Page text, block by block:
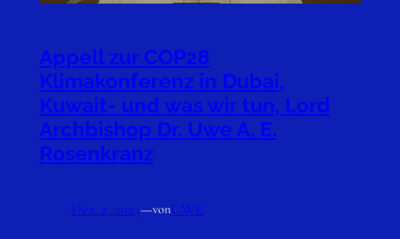
Appell zur COP28
Klimakonferenz in Dubai,
Kuwait- und was wir tun, Lord
Archbishop Dr. Uwe A. E.
Rosenkranz
Dez. 2, 2023—vonUWE